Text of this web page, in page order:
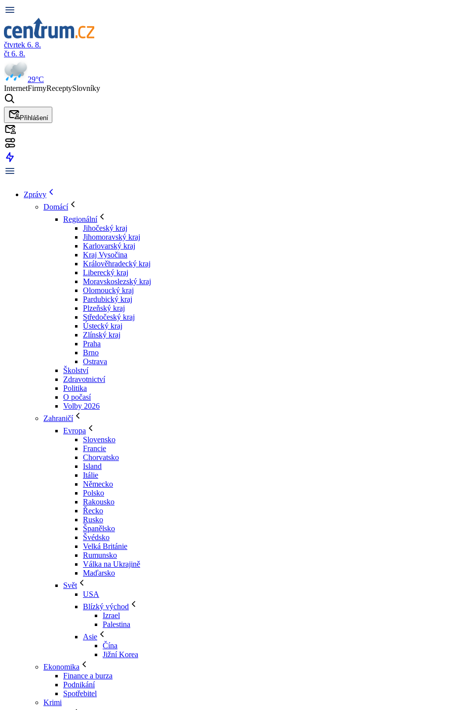
čtvrtek 6. 8.
čt 6. 8.
29°C
InternetFirmyReceptySlovníky
Přihlášení
Zprávy
Domácí
Regionální
Jihočeský kraj
Jihomoravský kraj
Karlovarský kraj
Kraj Vysočina
Králověhradecký kraj
Liberecký kraj
Moravskoslezský kraj
Olomoucký kraj
Pardubický kraj
Plzeňský kraj
Středočeský kraj
Ústecký kraj
Zlínský kraj
Praha
Brno
Ostrava
Školství
Zdravotnictví
Politika
O počasí
Volby 2026
Zahraničí
Evropa
Slovensko
Francie
Chorvatsko
Island
Itálie
Německo
Polsko
Rakousko
Řecko
Rusko
Španělsko
Švédsko
Velká Británie
Rumunsko
Válka na Ukrajině
Maďarsko
Svět
USA
Blízký východ
Izrael
Palestina
Asie
Čína
Jižní Korea
Ekonomika
Finance a burza
Podnikání
Spotřebitel
Krimi